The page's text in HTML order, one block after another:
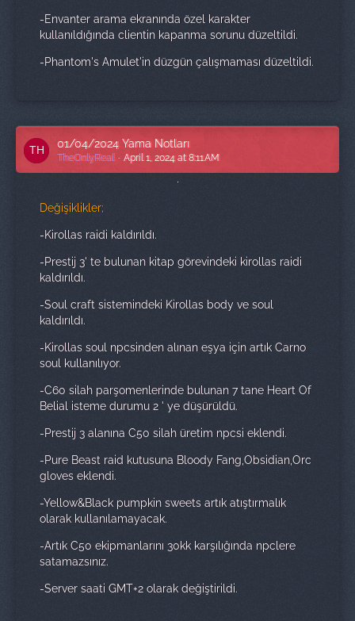
-Envanter arama ekranında özel karakter
kullanıldığında clientin kapanma sorunu düzeltildi.
-Phantom's Amulet'in düzgün çalışmaması düzeltildi.
01/04/2024 Yama Notları
TheOnlyReal April 1, 2024 at 8:11 AM
Değişiklikler;
-Kirollas raidi kaldırıldı.
-Prestij 3' te bulunan kitap görevindeki kirollas raidi
kaldırıldı.
-Soul craft sistemindeki Kirollas body ve soul
kaldırıldı.
-Kirollas soul npcsinden alınan eşya için artık Carno
soul kullanılıyor.
-C60 silah parşomenlerinde bulunan 7 tane Heart Of
Belial isteme durumu 2 ' ye düşürüldü.
-Prestij 3 alanına C50 silah üretim npcsi eklendi.
-Pure Beast raid kutusuna Bloody Fang,Obsidian,Orc
gloves eklendi.
-Yellow&Black pumpkin sweets artık atıştırmalık
olarak kullanılamayacak.
-Artık C50 ekipmanlarını 30kk karşılığında npclere
satamazsınız.
-Server saati GMT+2 olarak değiştirildi.